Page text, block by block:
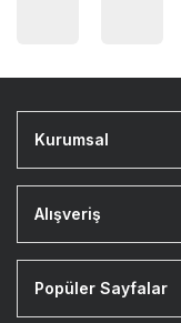
Kurumsal
Alışveriş
Popüler Sayfalar